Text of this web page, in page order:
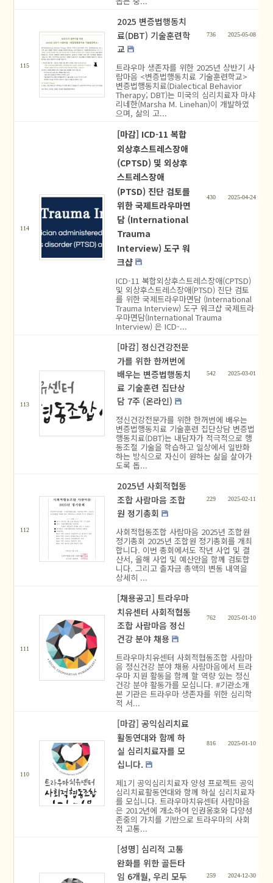
115
2025 변증법행동치
료(DBT) 기술훈련학
교
736 2025-05-08
트라우마 생존자를 위한 2025년 상반기 사
람마음 <변증법행동치료 기술훈련학교>
변증법행동치료(Dialectical Behavior
Therapy; DBT)는 미국의 심리치료자 마샤
리네한(Marsha M. Linehan)이 개발하였
으며, 삶의 고...
114
[마감] ICD-11 복합
외상후스트레스장애
(CPTSD) 및 외상후
스트레스장애
(PTSD) 진단 검토를
위한 국제트라우마면
담 (International
Trauma
Interview) 도구 워
크샵
430 2025-04-24
ICD-11 복합외상후스트레스장애(CPTSD)
및 외상후스트레스장애(PTSD) 진단 검토
를 위한 국제트라우마면담 (International
Trauma Interview) 도구 워크샵 국제트라
우마면담(International Trauma
Interview) 은 ICD-...
113
[마감] 정신건강전문
가를 위한 한꺼번에
배우는 변증법행동치
료 기술훈련 집단상
담 7주 (온라인)
542 2025-03-01
정신건강전문가를 위한 한꺼번에 배우는
변증법행동치료 기술훈련 집단상담 변증법
행동치료(DBT)는 내담자가 적극적으로 행
동조절 기술을 학습하고 일상에서 일반화
하는 방식으로 자신이 원하는 삶을 살아가
도록 돕...
112
2025년 사회적협동
조합 사람마음 조합
원 정기총회
229 2025-02-11
사회적협동조합 사람마음 2025년 조합원
정기총회 2025년 조합원 정기총회를 개최
합니다. 이번 총회에서도 작년 사업 및 결
산서, 올해 사업 및 예산안을 함께 검토합
니다. 그리고 출자금 총액의 변동 내역을
상세히 ...
111
[채용공고] 트라우마
치유센터 사회적협동
조합 사람마음 정신
건강 분야 채용
762 2025-01-10
트라우마치유센터 사회적협동조합 사람마
음 정신건강 분야 채용 사람마음에서 트라
우마 지원 활동을 함께 할 역량 있는 정신
건강 분야 활동가를 모십니다. #기관소개
본 기관은 트라우마 생존자를 위한 심리학
적 서...
110
[마감] 공익심리치료
활동연대와 함께 하
실 심리치료자를 모
십니다.
816 2025-01-10
제1기 공익심리치료자 양성 프로젝트 공익
심리치료활동연대와 함께 하실 심리치료자
를 모십니다. 트라우마치유센터 사람마음
은 2012년에 개소하여 인권옹호와 다양성
존중의 가치를 기반으로 트라우마의 사회
적 고통...
[성명] 심리적 고통
완화를 위한 골든타
임 6개월, 우리 모두
259 2024-12-30